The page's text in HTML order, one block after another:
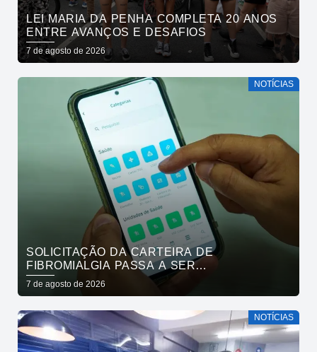
LEI MARIA DA PENHA COMPLETA 20 ANOS
ENTRE AVANÇOS E DESAFIOS
7 de agosto de 2026
NOTÍCIAS
SOLICITAÇÃO DA CARTEIRA DE
FIBROMIALGIA PASSA A SER
EXCLUSIVAMENTE PELO APLICATIVO JOÃO
PESSOA NA PALMA DA MÃO
7 de agosto de 2026
NOTÍCIAS